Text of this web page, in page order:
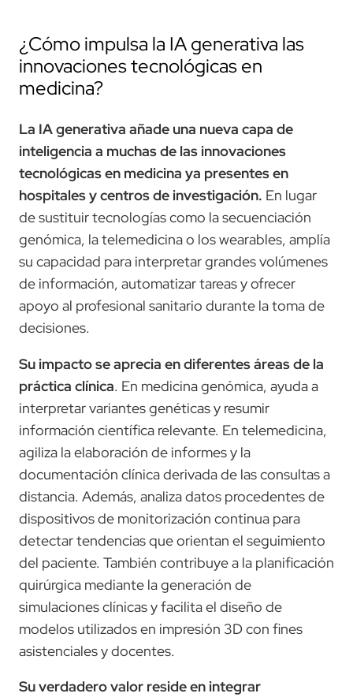
¿Cómo impulsa la IA generativa las
innovaciones tecnológicas en
medicina?
La IA generativa añade una nueva capa de
inteligencia a muchas de las innovaciones
tecnológicas en medicina ya presentes en
hospitales y centros de investigación. En lugar
de sustituir tecnologías como la secuenciación
genómica, la telemedicina o los wearables, amplía
su capacidad para interpretar grandes volúmenes
de información, automatizar tareas y ofrecer
apoyo al profesional sanitario durante la toma de
decisiones.
Su impacto se aprecia en diferentes áreas de la
práctica clínica. En medicina genómica, ayuda a
interpretar variantes genéticas y resumir
información científica relevante. En telemedicina,
agiliza la elaboración de informes y la
documentación clínica derivada de las consultas a
distancia. Además, analiza datos procedentes de
dispositivos de monitorización continua para
detectar tendencias que orientan el seguimiento
del paciente. También contribuye a la planificación
quirúrgica mediante la generación de
simulaciones clínicas y facilita el diseño de
modelos utilizados en impresión 3D con fines
asistenciales y docentes.
Su verdadero valor reside en integrar